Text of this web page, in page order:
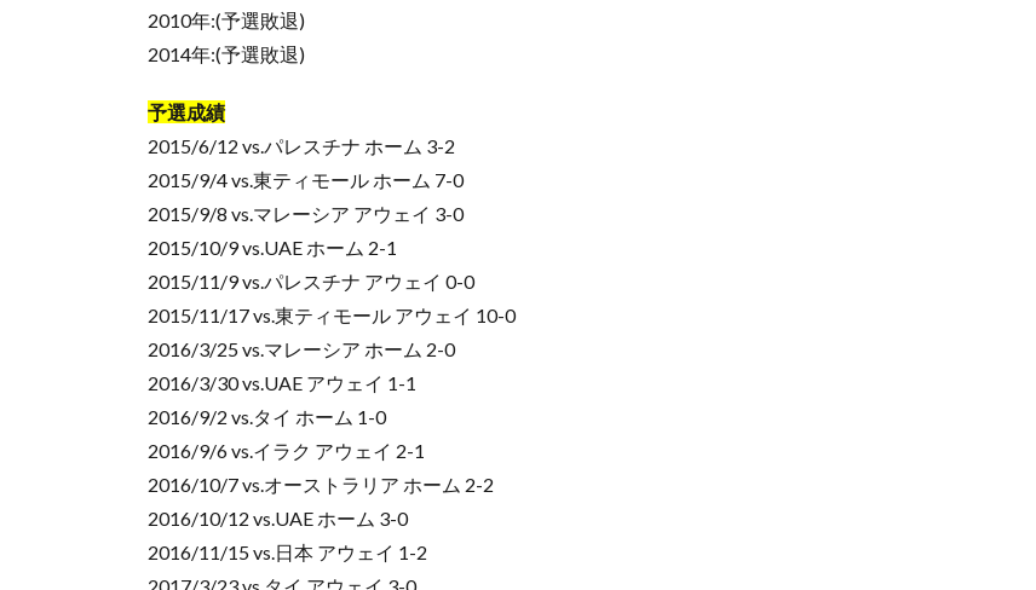
2010年:(予選敗退)
2014年:(予選敗退)
予選成績
2015/6/12 vs.パレスチナ ホーム 3-2
2015/9/4 vs.東ティモール ホーム 7-0
2015/9/8 vs.マレーシア アウェイ 3-0
2015/10/9 vs.UAE ホーム 2-1
2015/11/9 vs.パレスチナ アウェイ 0-0
2015/11/17 vs.東ティモール アウェイ 10-0
2016/3/25 vs.マレーシア ホーム 2-0
2016/3/30 vs.UAE アウェイ 1-1
2016/9/2 vs.タイ ホーム 1-0
2016/9/6 vs.イラク アウェイ 2-1
2016/10/7 vs.オーストラリア ホーム 2-2
2016/10/12 vs.UAE ホーム 3-0
2016/11/15 vs.日本 アウェイ 1-2